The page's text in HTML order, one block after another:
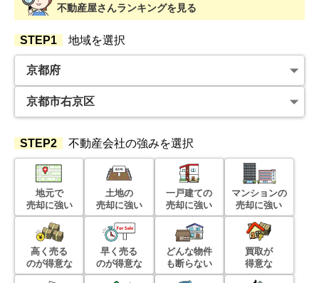
京都府京都市右京区花園宮ノ上町
階数:1階
建物面積:
1,000
京都府京都市左京区岩倉長谷町
階数:2階 築年数:
建物面積:
土地面積:200 ㎡
4,200万円 2026年3月
京都府京都市北区等持院東町
不動産屋さんランキングを見る
STEP1 地域を選択
STEP2 不動産会社の強みを選択
地元で
売却に強い
土地の
売却に強い
一戸建ての
売却に強い
マンションの
売却に強い
高く売る
のが得意な
早く売る
のが得意な
どんな物件
も断らない
買取が
得意な